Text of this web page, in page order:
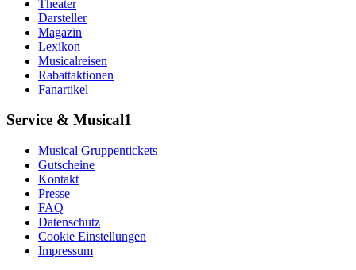
Theater
Darsteller
Magazin
Lexikon
Musicalreisen
Rabattaktionen
Fanartikel
Service & Musical1
Musical Gruppentickets
Gutscheine
Kontakt
Presse
FAQ
Datenschutz
Cookie Einstellungen
Impressum